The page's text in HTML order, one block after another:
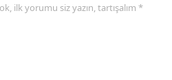
ilk yorumu siz yazın, tartışalım *